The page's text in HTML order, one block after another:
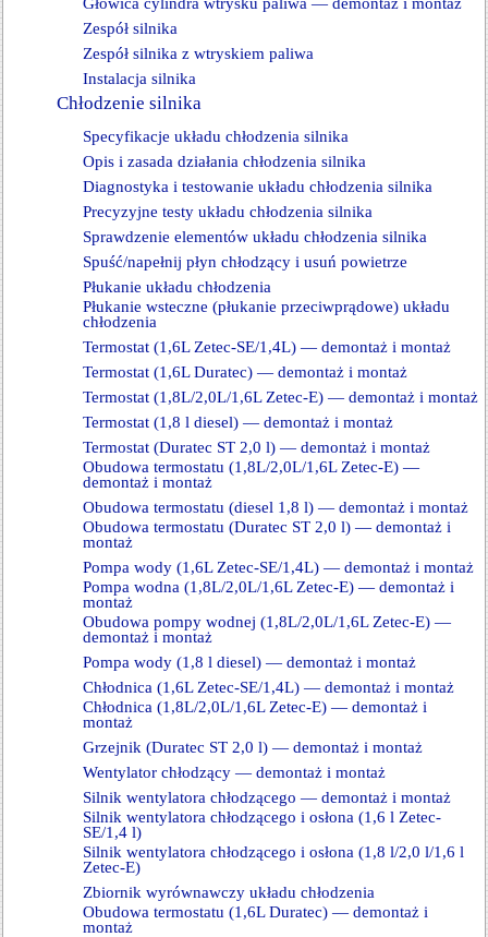
Zespół silnika
Zespół silnika z wtryskiem paliwa
Instalacja silnika
Chłodzenie silnika
Specyfikacje układu chłodzenia silnika
Opis i zasada działania chłodzenia silnika
Diagnostyka i testowanie układu chłodzenia silnika
Precyzyjne testy układu chłodzenia silnika
Sprawdzenie elementów układu chłodzenia silnika
Spuść/napełnij płyn chłodzący i usuń powietrze
Płukanie układu chłodzenia
Płukanie wsteczne (płukanie przeciwprądowe) układu
chłodzenia
Termostat (1,6L Zetec-SE/1,4L) — demontaż i montaż
Termostat (1,6L Duratec) — demontaż i montaż
Termostat (1,8L/2,0L/1,6L Zetec-E) — demontaż i montaż
Termostat (1,8 l diesel) — demontaż i montaż
Termostat (Duratec ST 2,0 l) — demontaż i montaż
Obudowa termostatu (1,8L/2,0L/1,6L Zetec-E) —
demontaż i montaż
Obudowa termostatu (diesel 1,8 l) — demontaż i montaż
Obudowa termostatu (Duratec ST 2,0 l) — demontaż i
montaż
Pompa wody (1,6L Zetec-SE/1,4L) — demontaż i montaż
Pompa wodna (1,8L/2,0L/1,6L Zetec-E) — demontaż i
montaż
Obudowa pompy wodnej (1,8L/2,0L/1,6L Zetec-E) —
demontaż i montaż
Pompa wody (1,8 l diesel) — demontaż i montaż
Chłodnica (1,6L Zetec-SE/1,4L) — demontaż i montaż
Chłodnica (1,8L/2,0L/1,6L Zetec-E) — demontaż i
montaż
Grzejnik (Duratec ST 2,0 l) — demontaż i montaż
Wentylator chłodzący — demontaż i montaż
Silnik wentylatora chłodzącego — demontaż i montaż
Silnik wentylatora chłodzącego i osłona (1,6 l Zetec-
SE/1,4 l)
Silnik wentylatora chłodzącego i osłona (1,8 l/2,0 l/1,6 l
Zetec-E)
Zbiornik wyrównawczy układu chłodzenia
Obudowa termostatu (1,6L Duratec) — demontaż i
montaż